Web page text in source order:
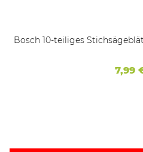
Bosch 10-teiliges
7,99